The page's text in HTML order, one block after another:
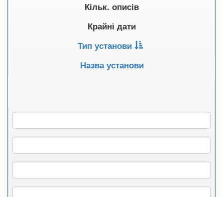
Кільк. описів
Крайні дати
Тип установи
Назва установи